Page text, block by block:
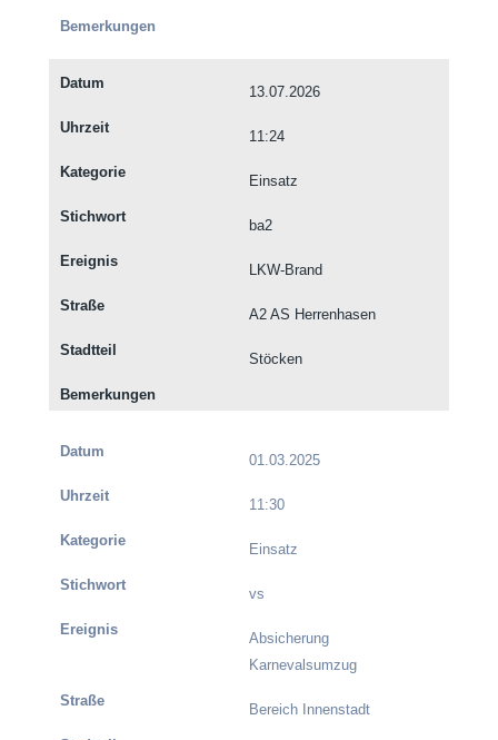
13.07.2026
11:24
Einsatz
ba2
LKW-Brand
A2 AS Herrenhasen
Stöcken
01.03.2025
11:30
Einsatz
vs
Absicherung
Karnevalsumzug
Bereich Innenstadt